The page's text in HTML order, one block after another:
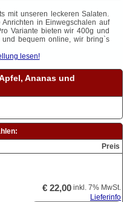
mit unseren leckeren Salaten.
in Einwegschalen auf
Variante bieten wir 400g und
bequem online, wir bring`s
lesen!
Ananas und
Preis
€ 22,00 inkl. 7% MwSt.
Lieferinfo